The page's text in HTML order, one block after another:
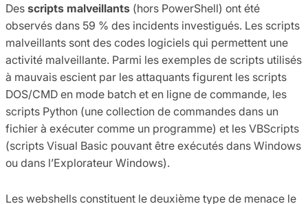
Des scripts malveillants (hors PowerShell) ont été
observés dans 59 % des incidents investigués. Les scripts
malveillants sont des codes logiciels qui permettent une
activité malveillante. Parmi les exemples de scripts utilisés
à mauvais escient par les attaquants figurent les scripts
DOS/CMD en mode batch et en ligne de commande, les
scripts Python (une collection de commandes dans un
fichier à exécuter comme un programme) et les VBScripts
(scripts Visual Basic pouvant être exécutés dans Windows
ou dans l’Explorateur Windows).
Les webshells constituent le deuxième type de menace le